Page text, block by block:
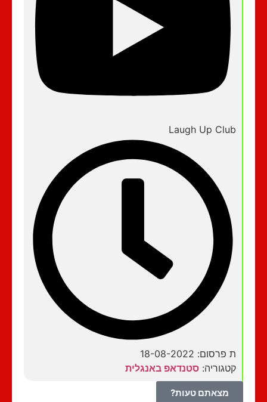
Laugh Up Club
ת פרסום: 18-08-2022
קטגוריה:סטנדאפ באנגלית
מצאתם טעות?